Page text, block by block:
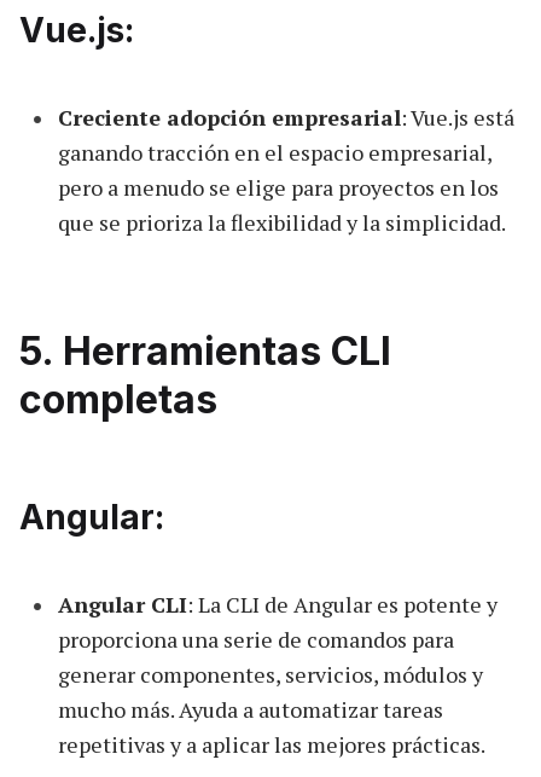
Vue.js:
Creciente adopción empresarial: Vue.js está
ganando tracción en el espacio empresarial,
pero a menudo se elige para proyectos en los
que se prioriza la flexibilidad y la simplicidad.
5. Herramientas CLI
completas
Angular:
Angular CLI: La CLI de Angular es potente y
proporciona una serie de comandos para
generar componentes, servicios, módulos y
mucho más. Ayuda a automatizar tareas
repetitivas y a aplicar las mejores prácticas.